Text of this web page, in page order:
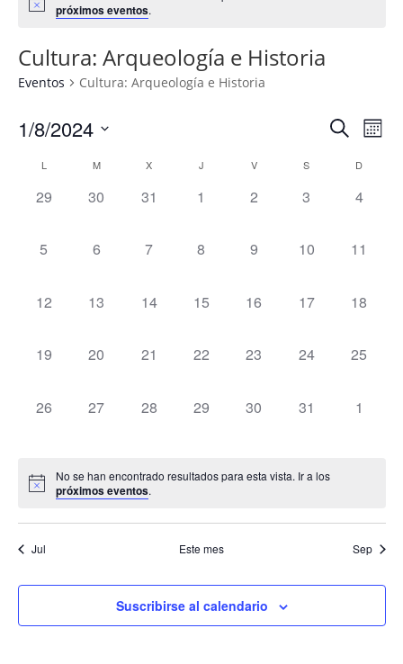
próximos eventos.
Cultura: Arqueología e Historia
Eventos Cultura: Arqueología e Historia
de
Buscar
de
Mes
1/8/2024
fecha.
Calendario
de
L M X J V S D
0
29
0
30
0
31
0
1
0
2
0
3
0
4
0
5
0
6
0
7
0
8
0
9
0
10
0
11
0
12
0
13
0
14
0
15
0
16
0
17
0
18
0
19
0
20
0
21
0
22
0
23
0
24
0
25
0
26
0
27
0
28
0
29
0
30
0
31
0
1
No se han encontrado resultados para esta vista. Ir a los
próximos eventos.
Jul Este mes Sep
Suscribirse al calendario